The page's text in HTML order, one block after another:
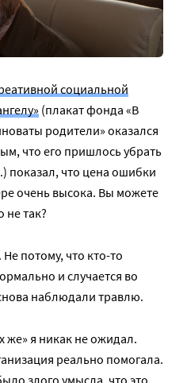
социальной
(плакат фонда «В
родители» оказался
что его пришлось убрать
показал, что цена ошибки
очень высока. Вы можете
не так?
потому, что кто-то
и случается во
наблюдали травлю.
же» я никак не ожидал.
реально помогала.
злого умысла, что это